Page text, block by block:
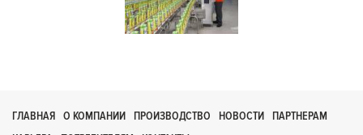
ГЛАВНАЯ О КОМПАНИИ ПРОИЗВОДСТВО НОВОСТИ
ПАРТНЕРАМ